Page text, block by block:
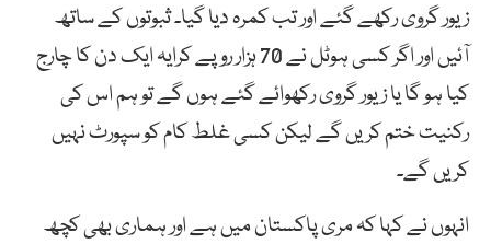
زیور گروی رکھے گئے اور تب کمرہ دیا گیا۔ ثبوتوں کے ساتھ
آئیں اور اگر کسی ہوٹل نے 70 ہزار روپے کرایہ ایک دن کا چارج
کیا ہو گا یا زیور گروی رکھوائے گئے ہوں گے تو ہم اس کی
رکنیت ختم کریں گے لیکن کسی غلط کام کو سپورٹ نہیں
کریں گے۔
انہوں نے کہا کہ مری پاکستان میں ہے اور ہماری بھی کچھ